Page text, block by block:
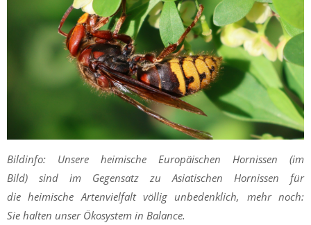
Bildinfo: Unsere heimische Europäischen Hornissen (im
Bild) sind im Gegensatz zu Asiatischen Hornissen für
die heimische Artenvielfalt völlig unbedenklich, mehr noch:
Sie halten unser Ökosystem in Balance.